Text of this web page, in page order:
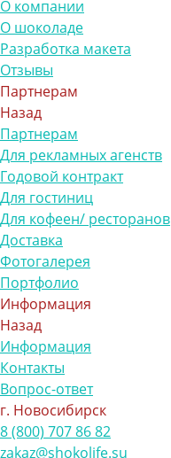
О компании
О шоколаде
Разработка макета
Отзывы
Партнерам
Назад
Партнерам
Для рекламных агенств
Годовой контракт
Для гостиниц
Для кофеен/ ресторанов
Доставка
Фотогалерея
Портфолио
Информация
Назад
Информация
Контакты
Вопрос-ответ
г. Новосибирск
8 (800) 707 86 82
zakaz@shokolife.su